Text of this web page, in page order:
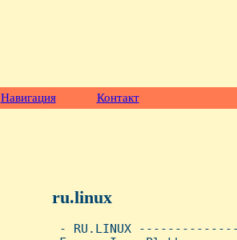
Навигация Контакт
ru.linux
- RU.LINUX